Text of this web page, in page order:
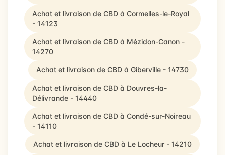
Achat et livraison de CBD à Cormelles-le-Royal
- 14123
Achat et livraison de CBD à Mézidon-Canon -
14270
Achat et livraison de CBD à Giberville - 14730
Achat et livraison de CBD à Douvres-la-
Délivrande - 14440
Achat et livraison de CBD à Condé-sur-Noireau
- 14110
Achat et livraison de CBD à Le Locheur - 14210